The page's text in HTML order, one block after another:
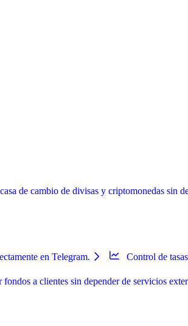
de cambio de divisas y criptomonedas sin
en Telegram. Control de
a clientes sin depender de servicios